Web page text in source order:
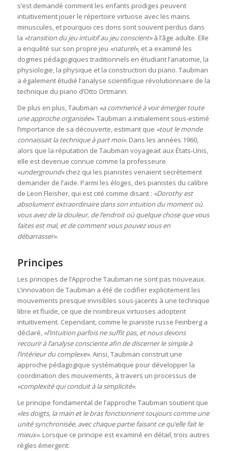
s’est demandé comment les enfants prodiges peuvent
intuitivement jouer le répertoire virtuose avec les mains
minuscules, et pourquoi ces dons sont souvent perdus dans
la «transition du jeu intuitif au jeu conscient»à l’âge adulte. Elle
a enquêté sur son propre jeu «naturel», et a examiné les
dogmes pédagogiques traditionnels en étudiant l’anatomie, la
physiologie, la physique et la construction du piano. Taubman
a également étudié l’analyse scientifique révolutionnaire de la
technique du piano d’Otto Ortmann.
De plus en plus, Taubman «a commencé à voir émerger toute
une approche organisée». Taubman a initialement sous-estimé
l’importance de sa découverte, estimant que «tout le monde
connaissait la technique à part moi». Dans les années 1960,
alors que la réputation de Taubman voyageait aux États-Unis,
elle est devenue connue comme la professeure
«underground»chez qui les pianistes venaient secrètement
demander de l’aide. Parmi les éloges, des pianistes du calibre
de Leon Fleisher, qui est cité comme disant : «Dorothy est
absolument extraordinaire dans son intuition du moment où
vous avez de la douleur, de l’endroit où quelque chose que vous
faites est mal, et de comment vous pouvez vous en
débarrasser».
Principes
Les principes de l’Approche Taubman ne sont pas nouveaux.
L’innovation de Taubman a été de codifier explicitement les
mouvements presque invisibles sous-jacents à une technique
libre et fluide, ce que de nombreux virtuoses adoptent
intuitivement. Cependant, comme le pianiste russe Feinberg a
déclaré, «l’intuition parfois ne suffit pas, et nous devons
recourir à l’analyse consciente afin de discerner le simple à
l’intérieur du complexe». Ainsi, Taubman construit une
approche pédagogique systématique pour développer la
coordination des mouvements, à travers un processus de
«complexité qui conduit à la simplicité».
Le principe fondamental de l’approche Taubman soutient que
«les doigts, la main et le bras fonctionnent toujours comme une
unité synchronisée, avec chaque partie faisant ce qu’elle fait le
mieux». Lorsque ce principe est examiné en détail, trois autres
règles émergent: